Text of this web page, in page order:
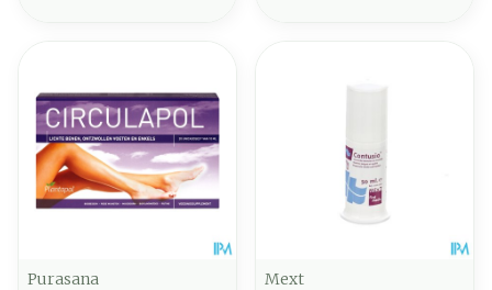
Purasana
Mext